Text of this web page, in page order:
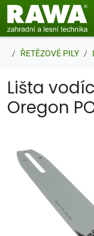
RAWA zahradní a
ŘETĚZOVÉ PILY
Lišta
Oregon